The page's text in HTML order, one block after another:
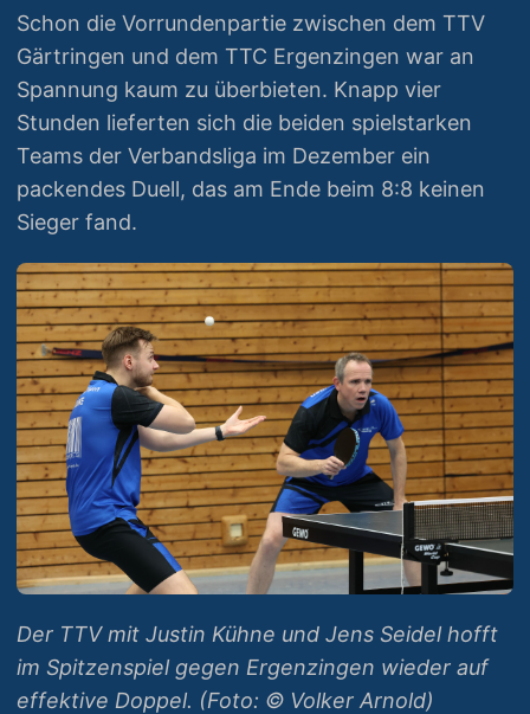
Schon die Vorrundenpartie zwischen dem TTV
Gärtringen und dem TTC Ergenzingen war an
Spannung kaum zu überbieten. Knapp vier
Stunden lieferten sich die beiden spielstarken
Teams der Verbandsliga im Dezember ein
packendes Duell, das am Ende beim 8:8 keinen
Sieger fand.
Der TTV mit Justin Kühne und Jens Seidel hofft
im Spitzenspiel gegen Ergenzingen wieder auf
effektive Doppel. (Foto: © Volker Arnold)